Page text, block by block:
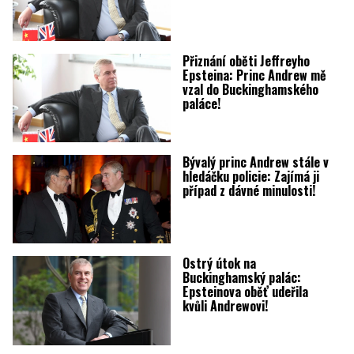
Přiznání oběti Jeffreyho
Epsteina: Princ Andrew mě
vzal do Buckinghamského
paláce!
Bývalý princ Andrew stále v
hledáčku policie: Zajímá ji
případ z dávné minulosti!
Ostrý útok na
Buckinghamský palác:
Epsteinova oběť udeřila
kvůli Andrewovi!